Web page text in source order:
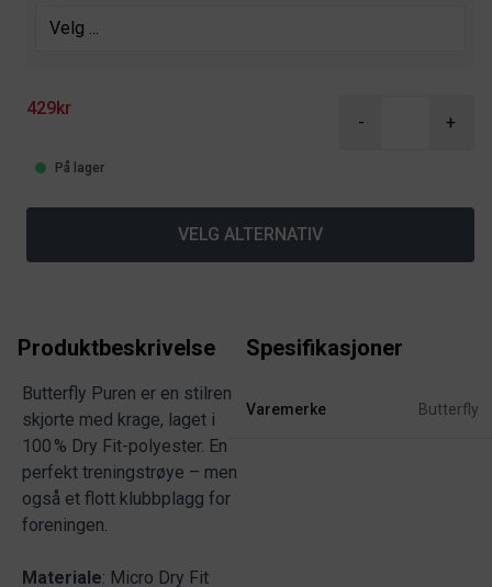
429kr
- +
På lager
VELG ALTERNATIV
Produktbeskrivelse
Butterfly Puren er en stilren
skjorte med krage, laget i
100 % Dry Fit-polyester. En
perfekt treningstrøye – men
også et flott klubbplagg for
foreningen.
Materiale: Micro Dry Fit
Spesifikasjoner
Varemerke Butterfly